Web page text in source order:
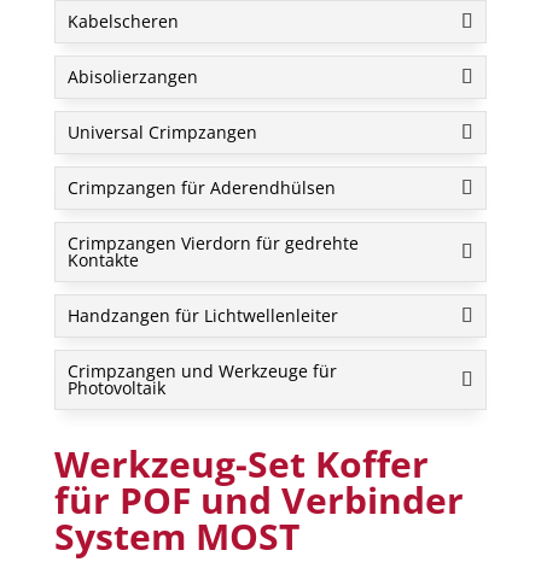
Kabelscheren
Abisolierzangen
Universal Crimpzangen
Crimpzangen für Aderendhülsen
Crimpzangen Vierdorn für gedrehte
Kontakte
Handzangen für Lichtwellenleiter
Crimpzangen und Werkzeuge für
Photovoltaik
Werkzeug-Set Koffer
für POF und Verbinder
System MOST